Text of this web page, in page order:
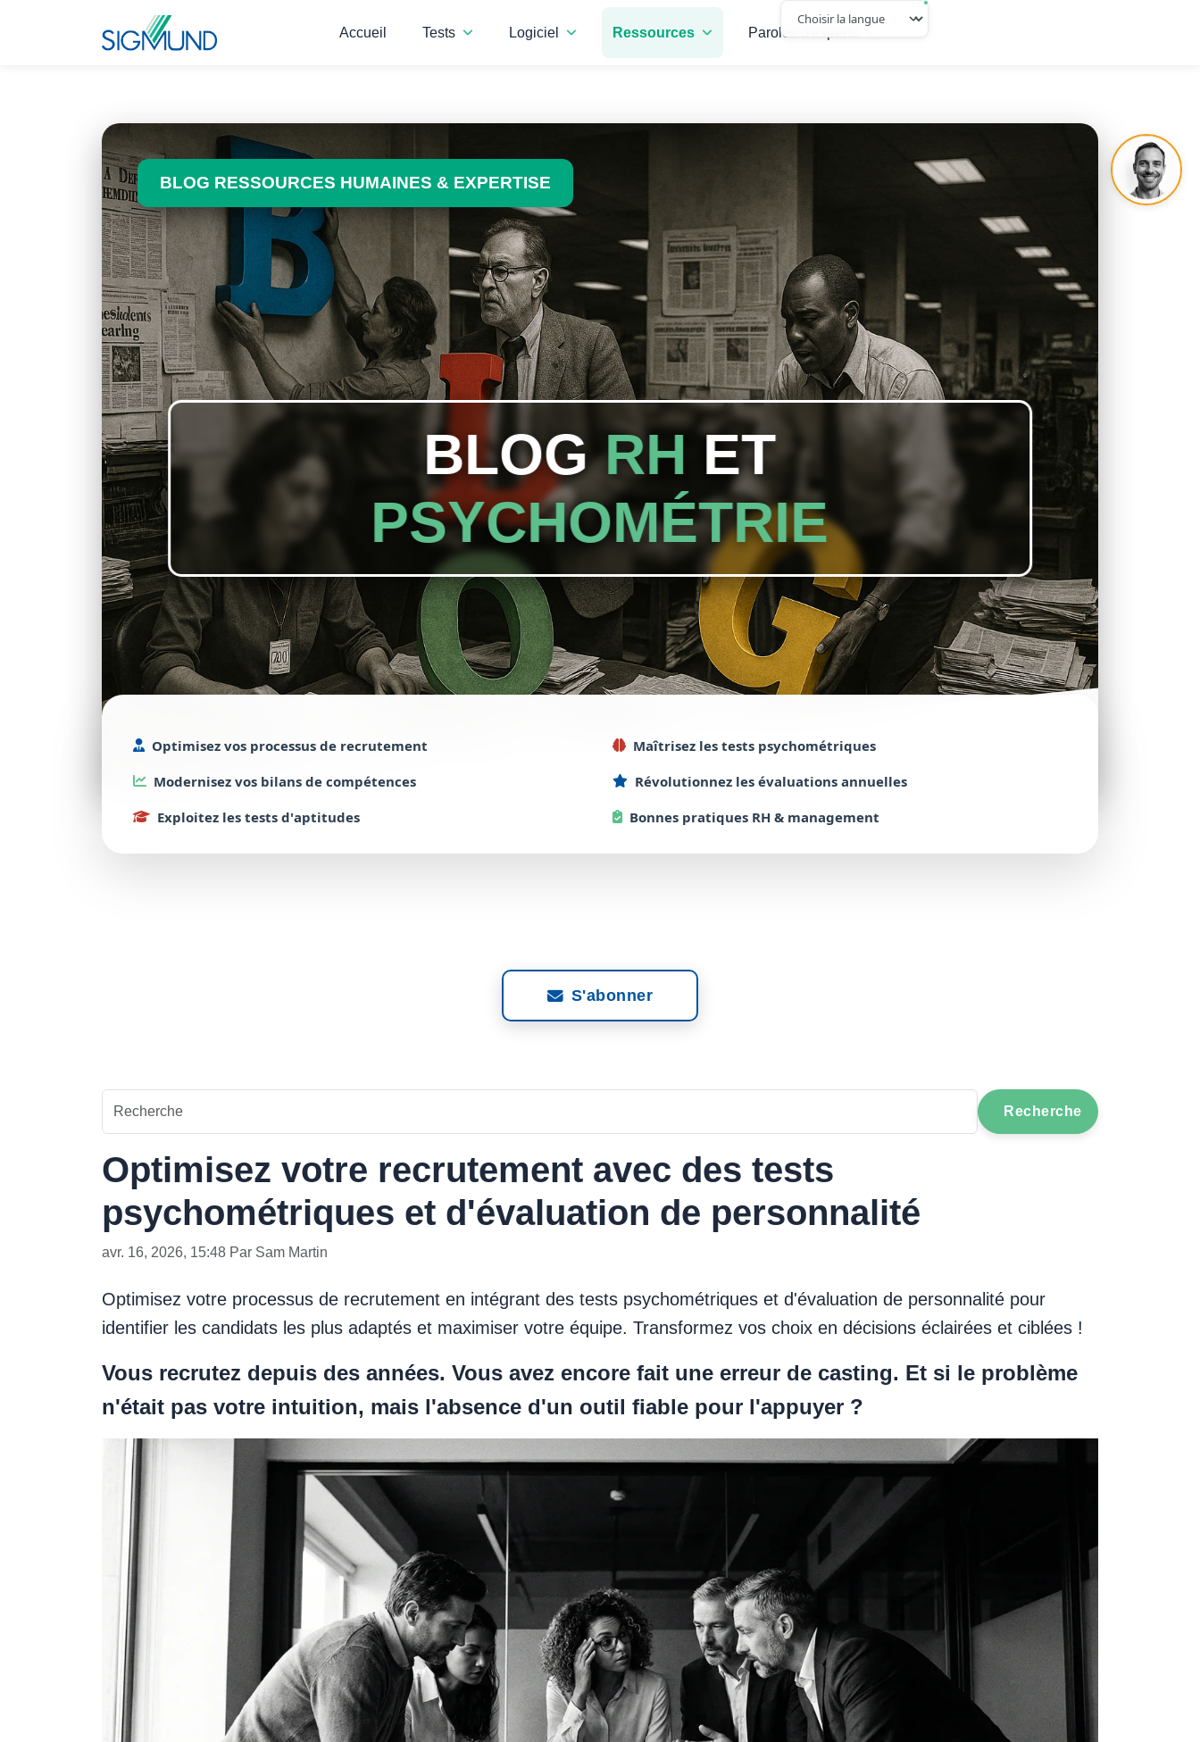
Accueil Tests Logiciel Ressources Paroles d'experts
BLOG RESSOURCES HUMAINES & EXPERTISE
BLOGRH ET
PSYCHOMÉTRIE
Optimisez vos processus de recrutement Maîtrisez les tests psychométriques
Modernisez vos bilans de compétences Révolutionnez les évaluations annuelles
Exploitez les tests d'aptitudes Bonnes pratiques RH & management
S'abonner
Recherche
Optimisez votre recrutement avec des tests
psychométriques et d'évaluation de personnalité
avr. 16, 2026, 15:48 Par Sam Martin
Optimisez votre processus de recrutement en intégrant des tests psychométriques et d'évaluation de personnalité pour
identifier les candidats les plus adaptés et maximiser votre équipe. Transformez vos choix en décisions éclairées et ciblées !
Vous recrutez depuis des années. Vous avez encore fait une erreur de casting. Et si le problème
n'était pas votre intuition, mais l'absence d'un outil fiable pour l'appuyer ?